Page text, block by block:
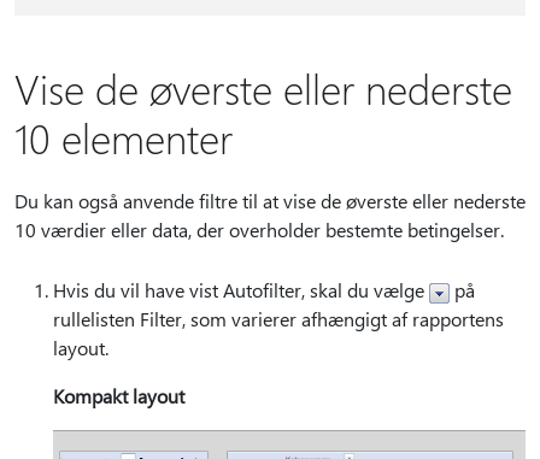
Vise de øverste eller nederste
10 elementer
Du kan også anvende filtre til at vise de øverste eller nederste
10 værdier eller data, der overholder bestemte betingelser.
Hvis du vil have vist Autofilter, skal du vælge
på
rullelisten Filter, som varierer afhængigt af rapportens
layout.
Kompakt layout